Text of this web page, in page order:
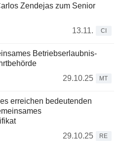
Zendejas zum Senior
13.11.
CI
Betriebserlaubnis-
29.10.25
MT
erreichen bedeutenden
29.10.25
RE